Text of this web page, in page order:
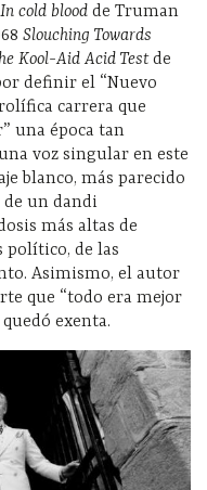
In cold blood de Truman
Slouching Towards
Kool-Aid Acid Testde
definir el “Nuevo
carrera que
una época tan
voz singular en este
blanco, más parecido
de un dandi
más altas de
político, de las
Asimismo, el autor
que “todo era mejor
exenta.